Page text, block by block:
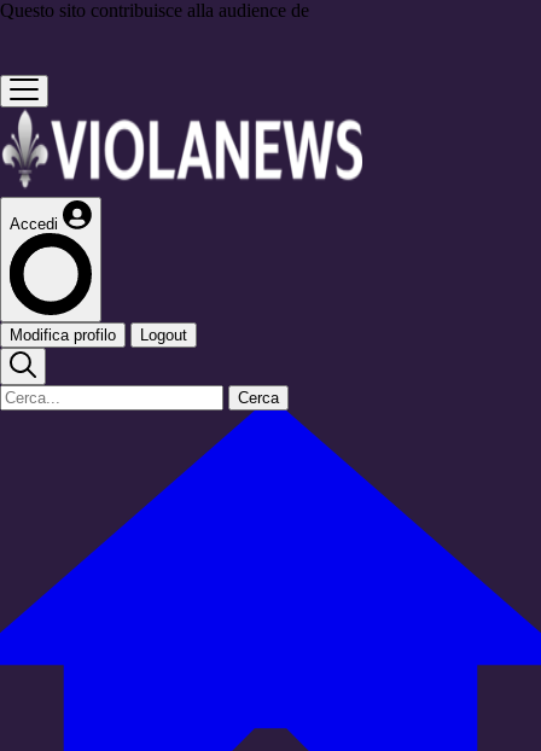
Questo sito contribuisce alla audience de
Accedi
Modifica profilo Logout
Cerca